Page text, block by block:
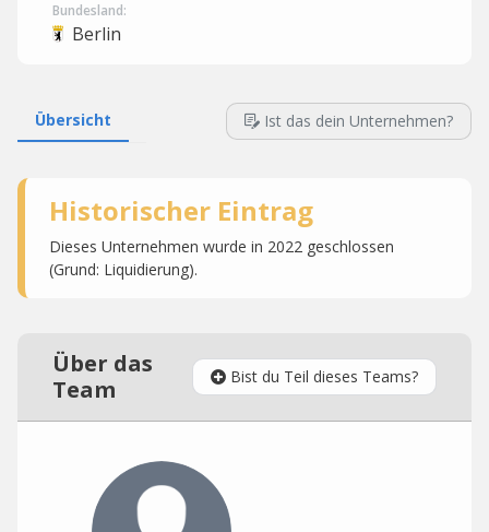
Bundesland:
Berlin
Übersicht Ist das dein Unternehmen?
Historischer Eintrag
Dieses Unternehmen wurde in 2022 geschlossen
(Grund: Liquidierung).
Über das
Team
Bist du Teil dieses Teams?